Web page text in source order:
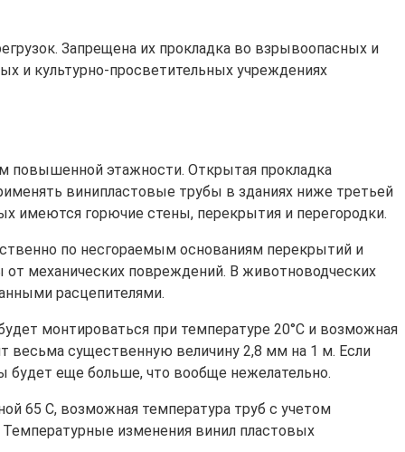
Запрещена их прокладка во взрывоопасных и
и культурно-просветительных учреждениях
повышенной этажности. Открытая прокладка
винипластовые трубы в зданиях ниже третьей
имеются горючие стены, перекрытия и перегородки.
по несгораемым основаниям перекрытий и
от механических повреждений. В животноводческих
расцепителями.
монтироваться при температуре 20°С и возможная
весьма существенную величину 2,8 мм на 1 м. Если
будет еще больше, что вообще нежелательно.
65 С, возможная температура труб с учетом
изменения винил пластовых